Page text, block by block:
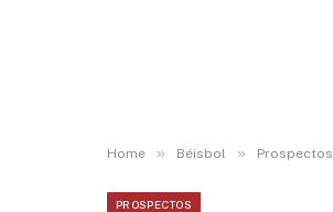
Home » Béisbol » Prospectos
PROSPECTOS